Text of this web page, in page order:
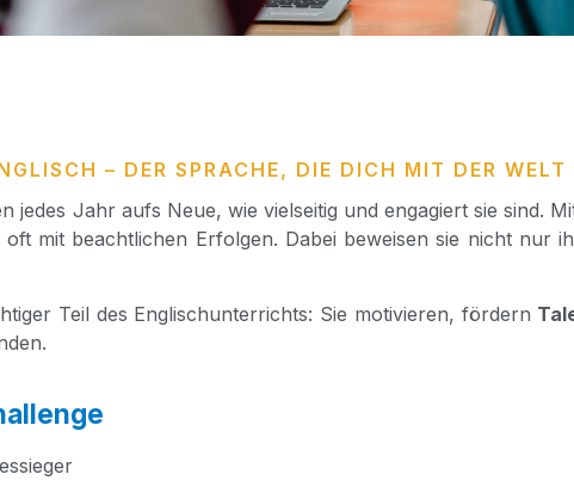
– DER SPRACHE, DIE DICH MIT DER WELT
jedes Jahr aufs Neue, wie viel­sei­tig und enga­giert sie sind.
mit beacht­li­chen Erfol­gen. Dabei bewei­sen sie nicht nur
Teil des Eng­lisch­un­ter­richts: Sie moti­vie­ren, för­dern